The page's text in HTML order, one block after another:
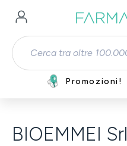
Passa al contenuto principale
Promozioni!
BIOEMMEI Srl